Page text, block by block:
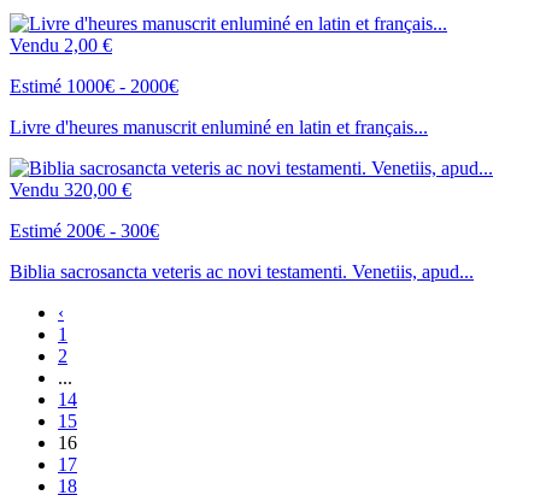
Vendu 2,00 €
Estimé 1000€ - 2000€
Livre d'heures manuscrit enluminé en latin et français...
Vendu 320,00 €
Estimé 200€ - 300€
Biblia sacrosancta veteris ac novi testamenti. Venetiis, apud...
‹
1
2
...
14
15
16
17
18